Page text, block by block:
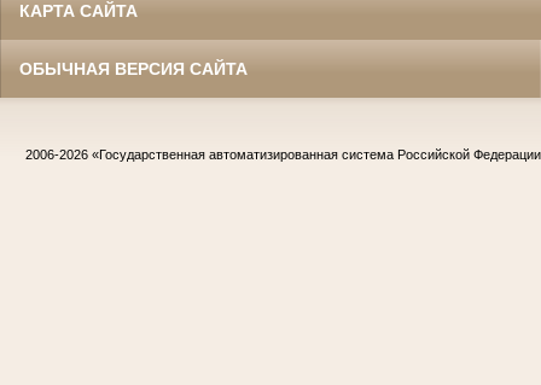
КАРТА САЙТА
ОБЫЧНАЯ ВЕРСИЯ САЙТА
2006-2026 «Государственная автоматизированная система Российской